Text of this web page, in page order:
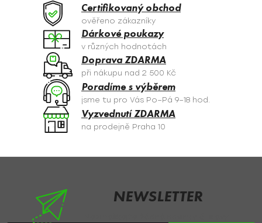
c
í
p
r
v
k
y
v
ý
p
s
Certifikovaný obchod
ověřeno zákazníky
Dárkové poukazy
v různých hodnotách
Doprava ZDARMA
při nákupu nad 2 500 Kč
Poradíme s výběrem
jsme tu pro Vás Po–Pá 9–18 hod.
Vyzvednutí ZDARMA
na prodejně Praha 10
NEWSLETTER